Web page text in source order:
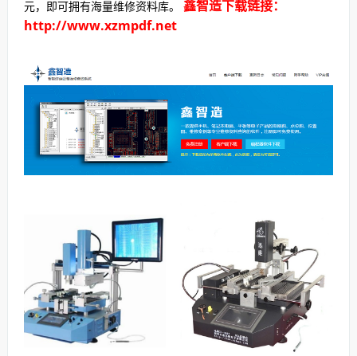
元，即可拥有海量维修资料库。
鑫智造下载链接：
http://www.xzmpdf.net